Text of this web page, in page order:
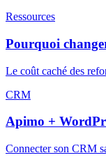
Ressources
Pourquoi
Le coût caché des
CRM
Apimo +
Connecter son CRM